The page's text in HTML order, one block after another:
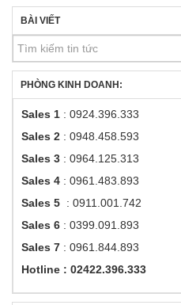
BÀI VIẾT
PHÒNG KINH DOANH:
Sales 1 : 0924.396.333
Sales 2 : 0948.458.593
Sales 3 : 0964.125.313
Sales 4 : 0961.483.893
Sales 5 : 0911.001.742
Sales 6 : 0399.091.893
Sales 7 : 0961.844.893
Hotline : 02422.396.333